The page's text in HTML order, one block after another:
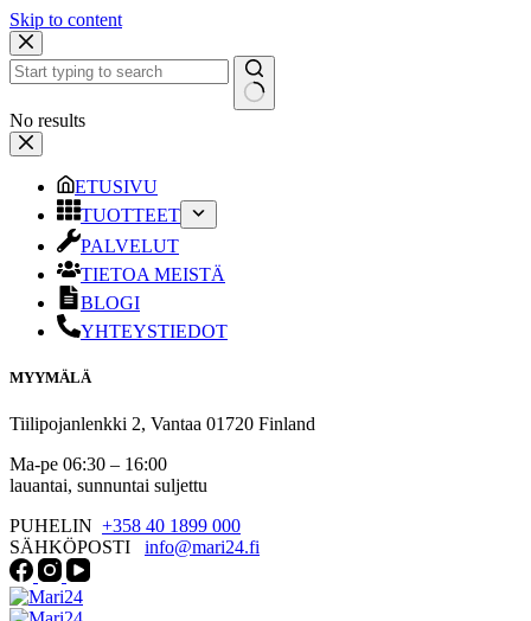
Skip to content
No results
ETUSIVU
TUOTTEET
PALVELUT
TIETOA MEISTÄ
BLOGI
YHTEYSTIEDOT
MYYMÄLÄ
Tiilipojanlenkki 2, Vantaa 01720 Finland
Ma-pe 06:30 – 16:00
lauantai, sunnuntai suljettu
PUHELIN +358 40 1899 000
SÄHKÖPOSTI info@mari24.fi